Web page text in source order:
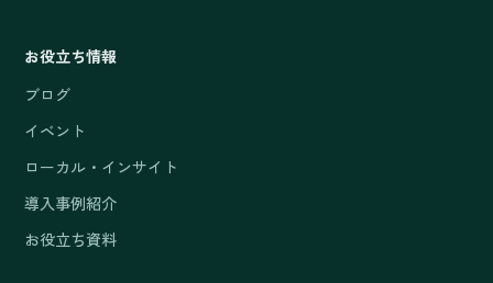
お役立ち情報
ブログ
イベント
ローカル・インサイト
導入事例紹介
お役立ち資料